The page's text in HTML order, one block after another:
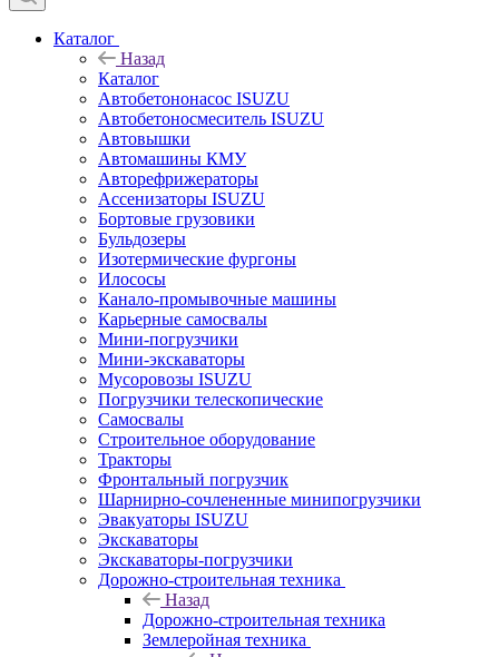
Каталог
Назад
Каталог
Автобетононасос ISUZU
Автобетоносмеситель ISUZU
Автовышки
Автомашины КМУ
Авторефрижераторы
Ассенизаторы ISUZU
Бортовые грузовики
Бульдозеры
Изотермические фургоны
Илососы
Канало-промывочные машины
Карьерные самосвалы
Мини-погрузчики
Мини-экскаваторы
Мусоровозы ISUZU
Погрузчики телескопические
Самосвалы
Строительное оборудование
Тракторы
Фронтальный погрузчик
Шарнирно-сочлененные минипогрузчики
Эвакуаторы ISUZU
Экскаваторы
Экскаваторы-погрузчики
Дорожно-строительная техника
Назад
Дорожно-строительная техника
Землеройная техника